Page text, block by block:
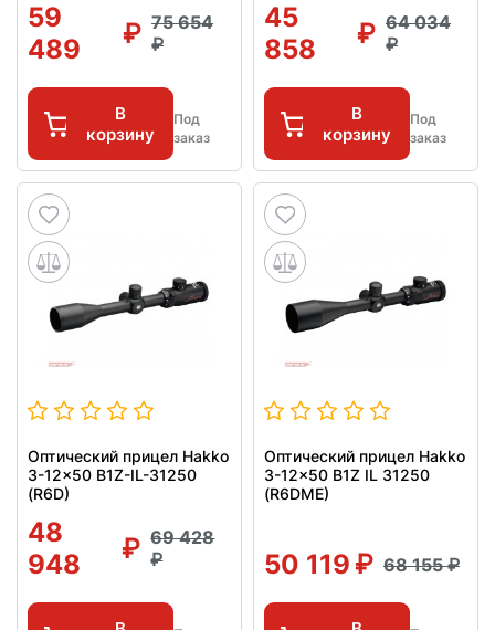
59
489
75 654
В
корзину
Под
заказ
45
858
64 034
В
корзину
Под
заказ
Оптический прицел Hakko
3-12x50 B1Z-IL-31250
(R6D)
48
948
69 428
Оптический прицел Hakko
3-12x50 B1Z IL 31250
(R6DME)
50 119 68 155